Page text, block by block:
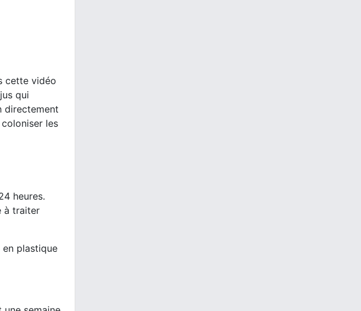
cette vidéo
qui
directement
les
heures.
à traiter
plastique